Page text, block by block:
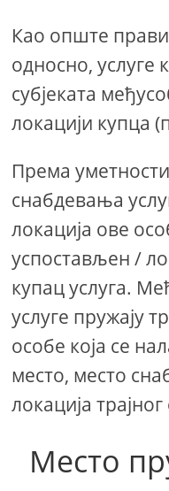
Као опште
односно, услуге
субјеката
локацији купца
Према
снабдевања
локација ове
успостављен /
купац услуга.
услуге пружају
особе која се
место, место
локација трајног
Место